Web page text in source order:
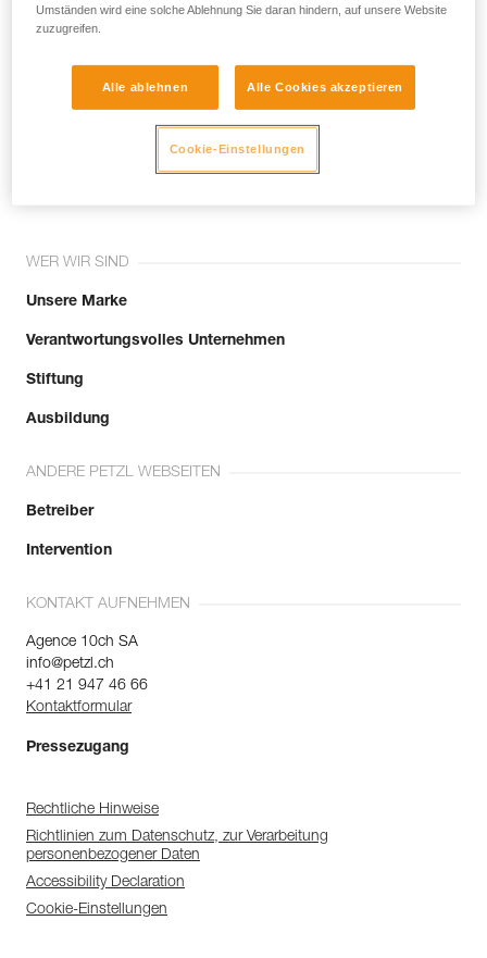
beschrieben werden.
Tritt der Community bei!
WER WIR SIND
Unsere Marke
Verantwortungsvolles Unternehmen
Stiftung
Ausbildung
ANDERE PETZL WEBSEITEN
Betreiber
Intervention
KONTAKT AUFNEHMEN
Agence 10ch SA
info@petzl.ch
+41 21 947 46 66
Kontaktformular
Pressezugang
Rechtliche Hinweise
Richtlinien zum Datenschutz, zur Verarbeitung
personenbezogener Daten
Accessibility Declaration
Cookie-Einstellungen
Umständen wird eine solche Ablehnung Sie daran hindern, auf unsere Website
zuzugreifen.
Alle ablehnen Alle Cookies akzeptieren
Cookie-Einstellungen